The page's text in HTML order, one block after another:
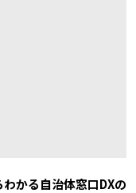
かる自治体窓口DXの